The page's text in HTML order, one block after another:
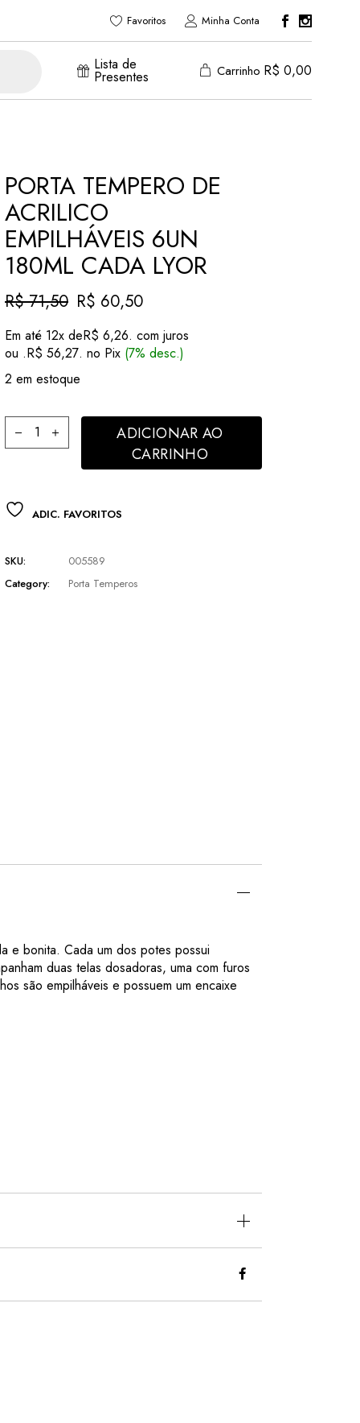
Favoritos Minha Conta
Lista de
Presentes Carrinho R$ 0,00
PORTA TEMPERO DE
ACRILICO
EMPILHÁVEIS 6UN
180ML CADA LYOR
R$71,50
O
preço
original
era:
R$ 71,50.
R$ 60,50
O
preço
atual
é:
R$ 60,50.
Em até 12x deR$ 6,26. com juros
ou .R$ 56,27. no Pix (7% desc.)
2 em estoque
Porta Tempero de Acrilico Empilháveis 6un 180ml cada Lyor
ADICIONAR AO
CARRINHO
ADIC. FAVORITOS
SKU:
005589
Category:
Porta Temperos
e bonita. Cada um dos potes possui
duas telas dosadoras, uma com furos
são empilháveis e possuem um encaixe